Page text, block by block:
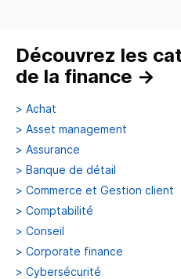
Découvrez les
de la finance →
> Achat
> Asset management
> Assurance
> Banque de détail
> Commerce et Gestion client
> Comptabilité
> Conseil
> Corporate finance
> Cybersécurité